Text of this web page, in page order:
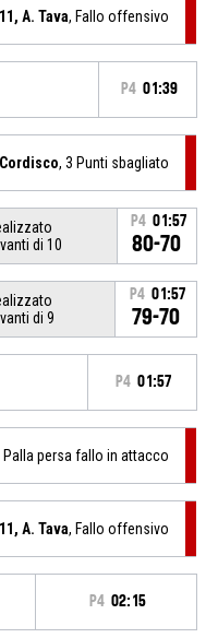
11, A. Tava, Fallo offensivo
P4 01:39
, 3 Punti sbagliato
di 10
P4 01:57
80-70
di 9
P4 01:57
79-70
P4 01:57
Palla persa fallo in attacco
11, A. Tava, Fallo offensivo
P4 02:15